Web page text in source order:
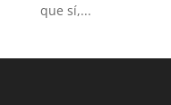
que sí,...